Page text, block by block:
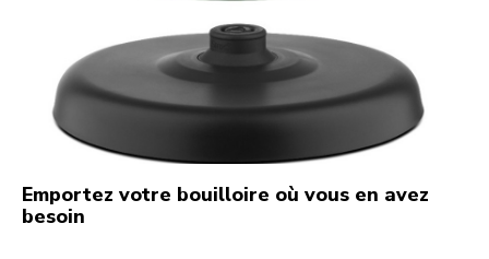
Emportez votre bouilloire où vous en avez
besoin